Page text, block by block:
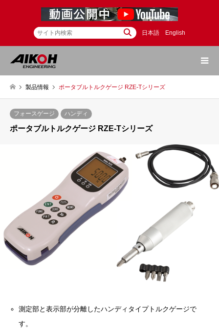
日本語 English
製品情報 ポータブルトルクゲージ RZE-Tシリーズ
フォースゲージ ハンディ
ポータブルトルクゲージ RZE-Tシリーズ
測定部と表示部が分離したハンディタイプトルクゲージで
す。